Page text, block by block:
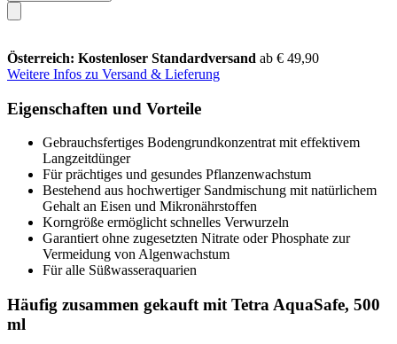
Österreich: Kostenloser Standardversand ab € 49,90
Weitere Infos zu Versand & Lieferung
Eigenschaften und Vorteile
Gebrauchsfertiges Bodengrundkonzentrat mit effektivem
Langzeitdünger
Für prächtiges und gesundes Pflanzenwachstum
Bestehend aus hochwertiger Sandmischung mit natürlichem
Gehalt an Eisen und Mikronährstoffen
Korngröße ermöglicht schnelles Verwurzeln
Garantiert ohne zugesetzten Nitrate oder Phosphate zur
Vermeidung von Algenwachstum
Für alle Süßwasseraquarien
Häufig zusammen gekauft mit Tetra AquaSafe, 500
ml